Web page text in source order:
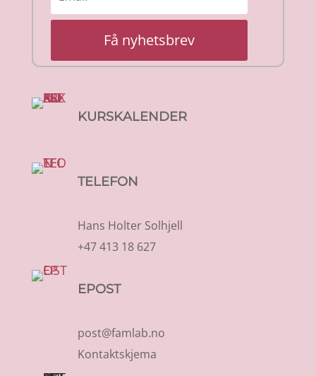
Få nyhetsbrev
KURSKALENDER
TELEFON
Hans Holter Solhjell
+47 413 18 627
EPOST
post@famlab.no
Kontaktskjema